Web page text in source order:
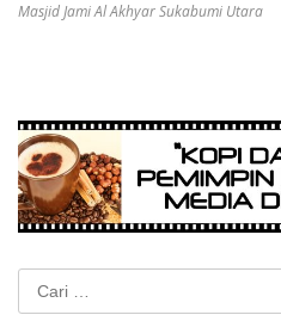
Masjid Jami Al Akhyar Sukabumi Utara